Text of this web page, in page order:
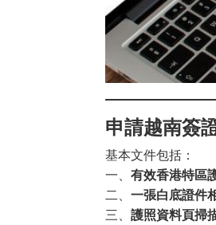
申請越南簽
基本文件包括：
一、 有效香港特區
二、 一張白底證件
三、 護照資料頁掃